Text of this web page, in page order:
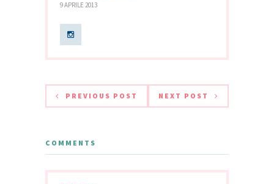
9 APRILE 2013
PREVIOUS POST NEXT POST
COMMENTS